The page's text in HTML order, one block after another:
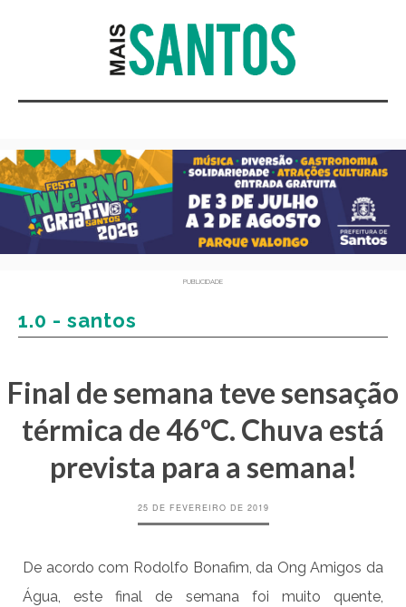
PUBLICIDADE
1.0 - santos
Final de semana teve sensação
térmica de 46ºC. Chuva está
prevista para a semana!
25 DE FEVEREIRO DE 2019
De acordo com Rodolfo Bonafim, da Ong Amigos da
Água, este final de semana foi muito quente,